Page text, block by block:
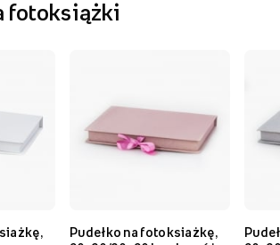
fotoksiążki
Pudełko na fotoksiażkę,